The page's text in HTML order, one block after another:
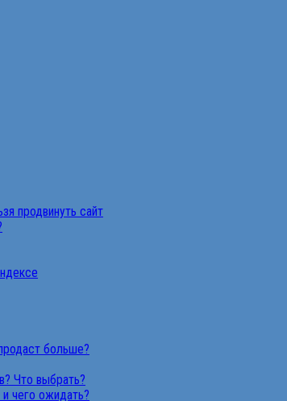
продвинуть сайт
больше?
Что выбрать?
и чего ожидать?